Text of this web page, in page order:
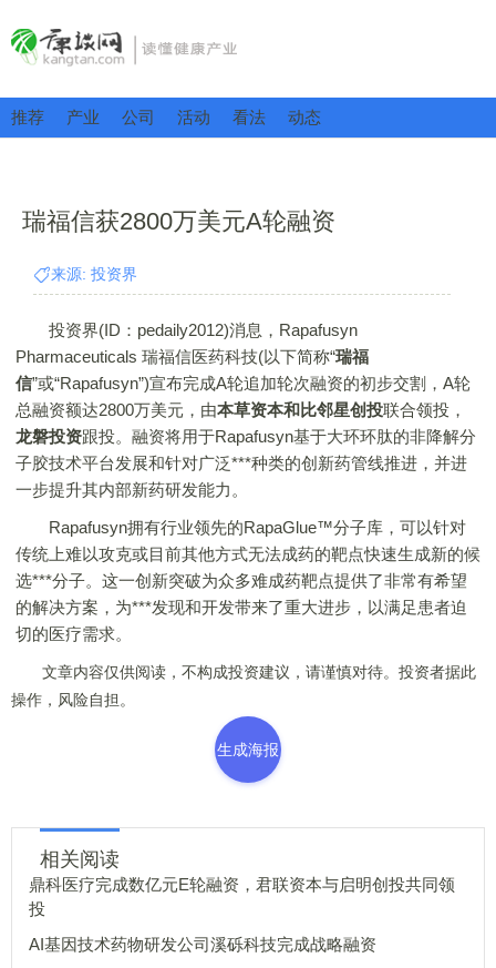
推荐 产业 公司 活动 看法 动态
瑞福信获2800万美元A轮融资
来源: 投资界
投资界(ID：pedaily2012)消息，Rapafusyn
Pharmaceuticals 瑞福信医药科技(以下简称“瑞福
信”或“Rapafusyn”)宣布完成A轮追加轮次融资的初步交割，A轮
总融资额达2800万美元，由本草资本和比邻星创投联合领投，
龙磐投资跟投。融资将用于Rapafusyn基于大环环肽的非降解分
子胶技术平台发展和针对广泛***种类的创新药管线推进，并进
一步提升其内部新药研发能力。
Rapafusyn拥有行业领先的RapaGlue™分子库，可以针对
传统上难以攻克或目前其他方式无法成药的靶点快速生成新的候
选***分子。这一创新突破为众多难成药靶点提供了非常有希望
的解决方案，为***发现和开发带来了重大进步，以满足患者迫
切的医疗需求。
文章内容仅供阅读，不构成投资建议，请谨慎对待。投资者据此
操作，风险自担。
生成海报
相关阅读
鼎科医疗完成数亿元E轮融资，君联资本与启明创投共同领
投
AI基因技术药物研发公司溪砾科技完成战略融资